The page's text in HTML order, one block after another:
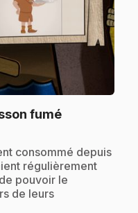
fumé.
consommé depuis
régulièrement
pouvoir le
de leurs